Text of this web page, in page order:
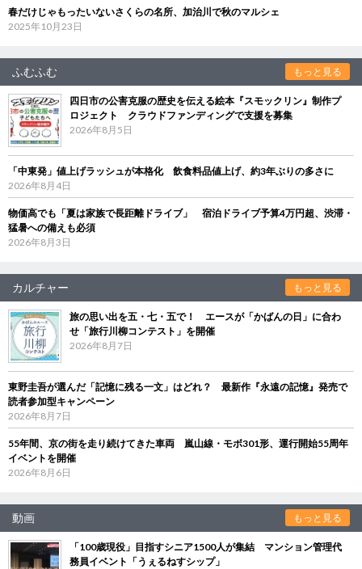
春だけじゃもったいないさくらの名所、加治川で秋のマルシェ
2025年10月23日
ふむふむ もっと見る
四日市の公害克服の歴史を伝える絵本『スモックリン』制作プ
ロジェクト クラウドファンディングで支援を募集
2026年8月5日
「中東発」値上げラッシュが本格化 飲食料品値上げ、約3年ぶりの多さに
2026年8月4日
物価高でも「夏は家族で長距離ドライブ」 宿泊ドライブ予算4万円超、渋滞・
猛暑への備えも必須
2026年8月3日
カルチャー もっと見る
旅の思い出を五・七・五で！ エースが「かばんの日」に合わ
せ「旅行川柳コンテスト」を開催
2026年8月7日
東野圭吾が選んだ「記憶に残る一文」はどれ？ 最新作『永遠の記憶』発売で
読者参加型キャンペーン
2026年8月7日
55年間、京の街を走り続けてきた車両 嵐山線・モボ301形、運行開始55周年
イベントを開催
2026年8月6日
動画 もっと見る
「100歳現役」目指すシニア1500人が集結 マンション管理代
務員イベント「うぇるねすシップ」